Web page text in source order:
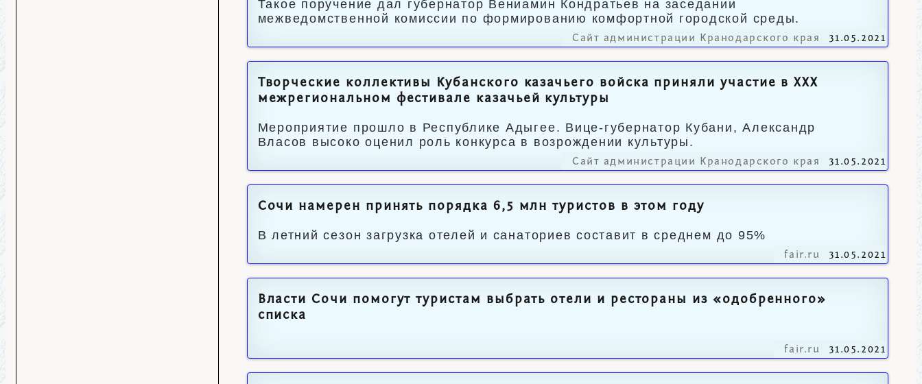
Такое поручение дал губернатор Вениамин Кондратьев на заседании
межведомственной комиссии по формированию комфортной городской среды.
Сайт администрации Кранодарского края 31.05.2021
Творческие коллективы Кубанского казачьего войска приняли участие в XХХ
межрегиональном фестивале казачьей культуры
Мероприятие прошло в Республике Адыгее. Вице-губернатор Кубани, Александр
Власов высоко оценил роль конкурса в возрождении культуры.
Сайт администрации Кранодарского края 31.05.2021
Сочи намерен принять порядка 6,5 млн туристов в этом году
В летний сезон загрузка отелей и санаториев составит в среднем до 95%
fair.ru 31.05.2021
Власти Сочи помогут туристам выбрать отели и рестораны из «одобренного»
списка
fair.ru 31.05.2021